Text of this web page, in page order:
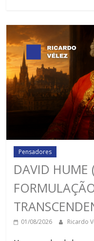
Pensadores
DAVID HUME
01/08/2026 Ricardo